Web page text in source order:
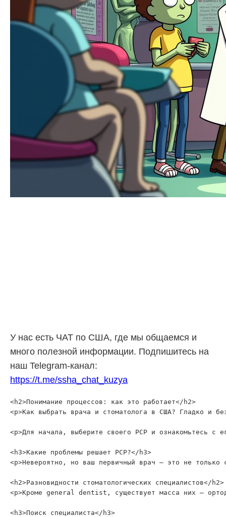
У нас есть ЧАТ по США, где мы общаемся и
много полезной информации. Подпишитесь на
наш Telegram-канал:
https://t.me/ssha_chat_kuzya
<h2>Понимание процессов: как это работает</h2>
<p>Как выбрать врача и стоматолога в США? Гладко и
<p>Для начала, выберите своего PCP и ознакомьтесь
<h3>Какие проблемы решает PCP?</h3>
<p>Невероятно, но ваш первичный врач — это не
<h2>Разновидности стоматологических специалистов</h2>
<p>Кроме general dentist, существует масса них —
<h3>Поиск специалиста</h3>